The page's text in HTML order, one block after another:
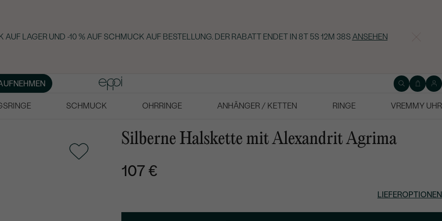
LAGER UND -10 % AUF SCHMUCK AUF BESTELLUNG. DER RABATT ENDET IN 8T 5S 12M 37S ANSEHEN
SCHMUCK OHRRINGE ANHÄNGER / KETTEN RINGE
VREMMY UHR
Silberne Halskette mit Alexandrit Agrima
107 €
LIEFEROPTIONEN